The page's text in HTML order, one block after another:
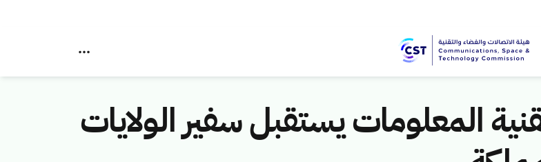
المعلومات يستقبل سفير الولايات